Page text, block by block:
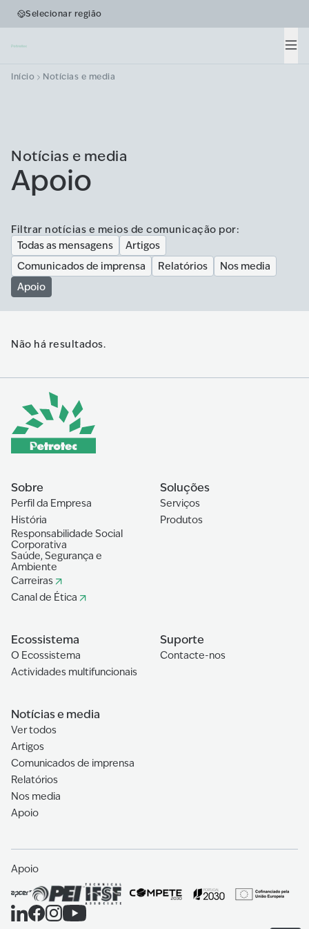
Selecionar região
Início Notícias e media
Notícias e media
Apoio
Filtrar notícias e meios de comunicação por:
Todas as mensagens
Artigos
Comunicados de imprensa
Relatórios
Nos media
Apoio
Não há resultados.
Sobre
Perfil da Empresa
História
Responsabilidade Social
Corporativa
Saúde, Segurança e
Ambiente
Carreiras
Canal de Ética
Soluções
Serviços
Produtos
Ecossistema
O Ecossistema
Actividades multifuncionais
Suporte
Contacte-nos
Notícias e media
Ver todos
Artigos
Comunicados de imprensa
Relatórios
Nos media
Apoio
Apoio